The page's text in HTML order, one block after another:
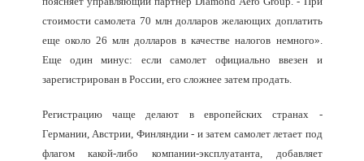
стоимости самолета 70 млн долларов желающих доплатить
еще около 26 млн долларов в качестве налогов немного».
Еще один минус: если самолет официально ввезен и
зарегистрирован в России, его сложнее затем продать.
Регистрацию чаще делают в европейских странах -
Германии, Австрии, Финляндии - и затем самолет летает под
флагом какой-либо компании-эксплуатанта, добавляет